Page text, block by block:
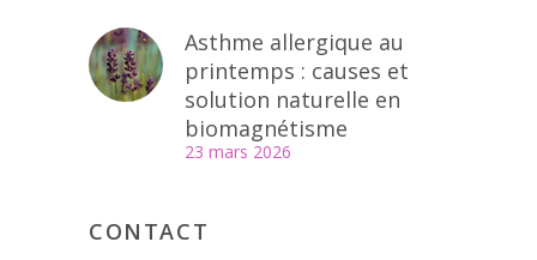
Asthme allergique au
printemps : causes et
solution naturelle en
biomagnétisme
23 mars 2026
CONTACT